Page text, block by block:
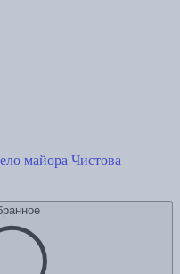
майора Чистова